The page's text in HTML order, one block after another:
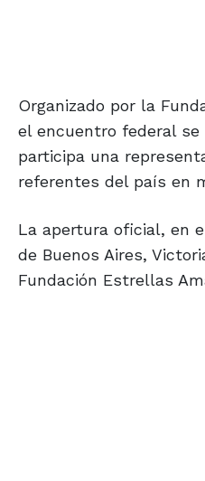
Organizado por la
el encuentro federal
participa una
referentes del país en
La apertura oficial, en
de Buenos Aires,
Fundación Estrellas